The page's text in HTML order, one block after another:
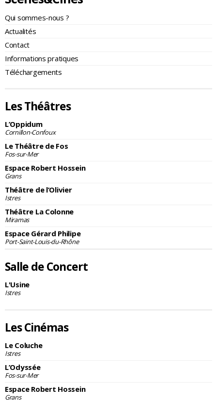
Qui sommes-nous ?
Actualités
Contact
Informations pratiques
Téléchargements
Les Théâtres
L’Oppidum
Cornillon-Confoux
Le Théâtre de Fos
Fos-sur-Mer
Espace Robert Hossein
Grans
Théâtre de l’Olivier
Istres
Théâtre La Colonne
Miramas
Espace Gérard Philipe
Port-Saint-Louis-du-Rhône
Salle de Concert
L'Usine
Istres
Les Cinémas
Le Coluche
Istres
L’Odyssée
Fos-sur-Mer
Espace Robert Hossein
Grans